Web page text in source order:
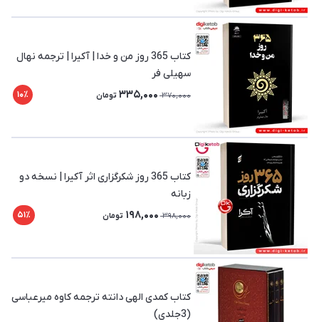
کتاب 365 روز من و خدا | آکیرا | ترجمه نهال
سهیلی فر
370,000
335,000 تومان 10٪
کتاب 365 روز شکرگزاری اثر آکیرا | نسخه دو
زبانه
398,000
198,000 تومان 51٪
کتاب کمدی الهی دانته ترجمه کاوه میرعباسی
(3جلدی)